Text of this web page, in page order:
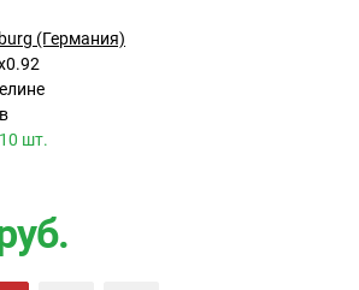
(Германия)
шт.